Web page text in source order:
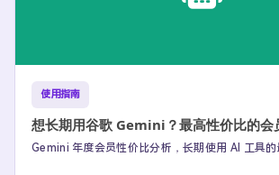
使用指南
想长期用谷歌 Gemini？最高性价比的会
Gemini 年度会员性价比分析，长期使用 AI 工具的